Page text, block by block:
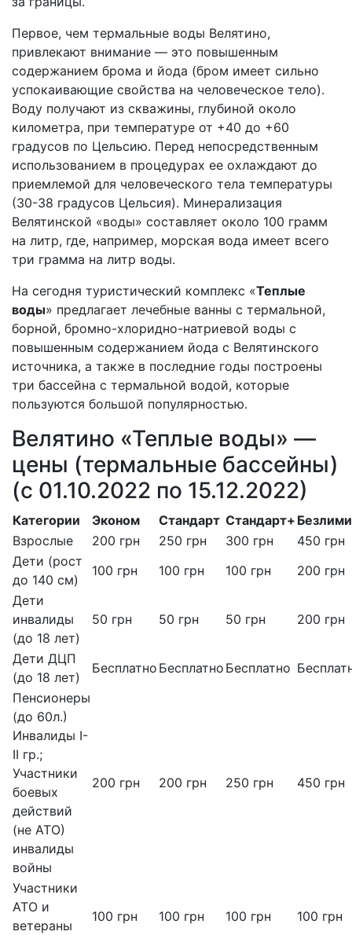
Первое, чем термальные воды Велятино,
привлекают внимание — это повышенным
содержанием брома и йода (бром имеет сильно
успокаивающие свойства на человеческое тело).
Воду получают из скважины, глубиной около
километра, при температуре от +40 до +60
градусов по Цельсию. Перед непосредственным
использованием в процедурах ее охлаждают до
приемлемой для человеческого тела температуры
(30-38 градусов Цельсия). Минерализация
Велятинской «воды» составляет около 100 грамм
на литр, где, например, морская вода имеет всего
три грамма на литр воды.
На сегодня туристический комплекс «Теплые
воды» предлагает лечебные ванны с термальной,
борной, бромно-хлоридно-натриевой воды с
повышенным содержанием йода с Велятинского
источника, а также в последние годы построены
три бассейна с термальной водой, которые
пользуются большой популярностью.
Велятино «Теплые воды» —
цены (термальные бассейны)
(с 01.10.2022 по 15.12.2022)
Категории Эконом Стандарт Стандарт+
Взрослые
200 грн 250 грн 300 грн
450 грн
Дети (рост
до 140 см)
100 грн 100 грн 100 грн
200 грн
Дети
инвалиды
(до 18 лет)
50 грн 50 грн 50 грн 200 грн
Дети ДЦП
(до 18 лет)
Бесплатно Бесплатно Бесплатно
Пенсионеры
(до 60л.)
Инвалиды I-
II гр.;
Участники
боевых
действий
(не АТО)
инвалиды
войны
200 грн 200 грн 250 грн 450 грн
Участники
АТО и
ветераны
100 грн 100 грн 100 грн 100 грн